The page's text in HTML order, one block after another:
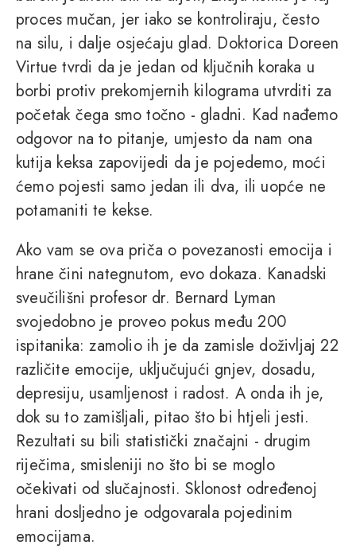
proces mučan, jer iako se kontroliraju, često
na silu, i dalje osjećaju glad. Doktorica Doreen
Virtue tvrdi da je jedan od ključnih koraka u
borbi protiv prekomjernih kilograma utvrditi za
početak čega smo točno - gladni. Kad nađemo
odgovor na to pitanje, umjesto da nam ona
kutija keksa zapovijedi da je pojedemo, moći
ćemo pojesti samo jedan ili dva, ili uopće ne
potamaniti te kekse.
Ako vam se ova priča o povezanosti emocija i
hrane čini nategnutom, evo dokaza. Kanadski
sveučilišni profesor dr. Bernard Lyman
svojedobno je proveo pokus među 200
ispitanika: zamolio ih je da zamisle doživljaj 22
različite emocije, uključujući gnjev, dosadu,
depresiju, usamljenost i radost. A onda ih je,
dok su to zamišljali, pitao što bi htjeli jesti.
Rezultati su bili statistički značajni - drugim
riječima, smisleniji no što bi se moglo
očekivati od slučajnosti. Sklonost određenoj
hrani dosljedno je odgovarala pojedinim
emocijama.